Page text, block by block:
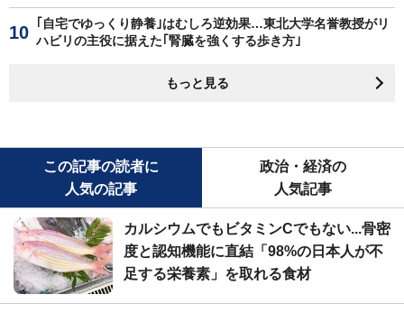
｢自宅でゆっくり静養｣はむしろ逆効果…東北大学名誉教授がリ
ハビリの主役に据えた｢腎臓を強くする歩き方｣
もっと見る
この記事の読者に
人気の記事
政治・経済の
人気記事
カルシウムでもビタミンCでもない...骨密
度と認知機能に直結「98%の日本人が不
足する栄養素」を取れる食材